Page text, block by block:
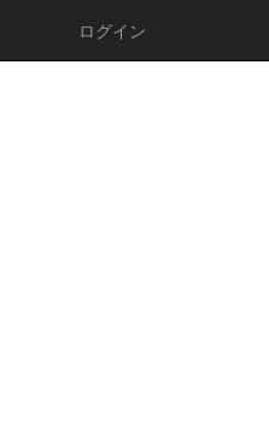
ログイン